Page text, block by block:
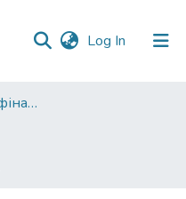
Log In (current)
Факультет обліку та фінансів